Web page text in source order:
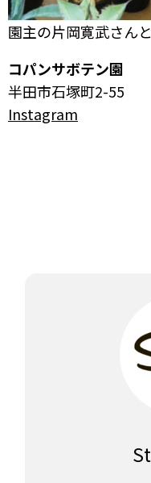
園主の片岡寛武さん
コパンサボテン園
半田市石塚町2-55
Instagram